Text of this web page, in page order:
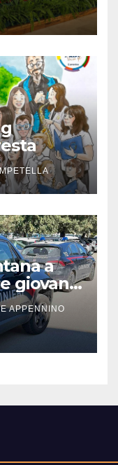
a
giovani
APPENNINO